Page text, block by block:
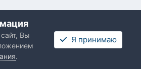
Вы
.
Я принимаю